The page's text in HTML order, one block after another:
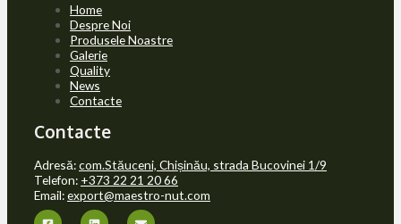
Home
Despre Noi
Produsele Noastre
Galerie
Quality
News
Contacte
Contacte
Adresă:com.Stăuceni, Chișinău, strada Bucovinei 1/9
Telefon: +373 22 21 20 66
Email:export@maestro-nut.com